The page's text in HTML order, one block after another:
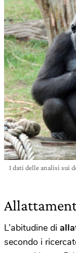
I dati delle analisi sui
L’abitudine di
secondo i